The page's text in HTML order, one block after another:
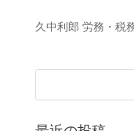
久中利郎 労務・税